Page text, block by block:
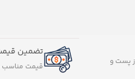
پست و
تضمین
قیمت مناسب